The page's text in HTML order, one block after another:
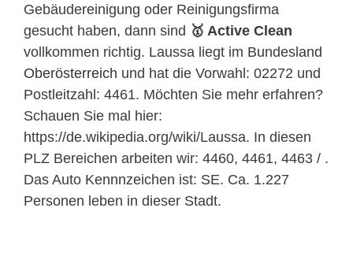
Gebäudereinigung oder Reinigungsfirma
gesucht haben, dann sind 🥇 Active Clean
vollkommen richtig. Laussa liegt im Bundesland
Oberösterreich und hat die Vorwahl: 02272 und
Postleitzahl: 4461. Möchten Sie mehr erfahren?
Schauen Sie mal hier:
https://de.wikipedia.org/wiki/Laussa. In diesen
PLZ Bereichen arbeiten wir: 4460, 4461, 4463 / .
Das Auto Kennnzeichen ist: SE. Ca. 1.227
Personen leben in dieser Stadt.